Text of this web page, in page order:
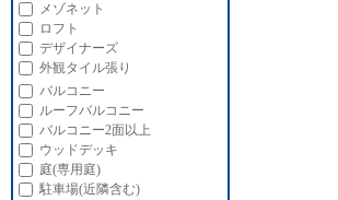
メゾネット
ロフト
デザイナーズ
外観タイル張り
バルコニー
ルーフバルコニー
バルコニー2面以上
ウッドデッキ
庭(専用庭)
駐車場(近隣含む)